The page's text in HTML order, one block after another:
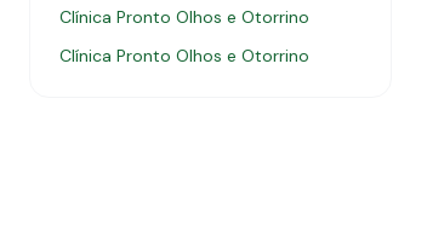
Clínica Pronto Olhos e Otorrino
Clínica Pronto Olhos e Otorrino